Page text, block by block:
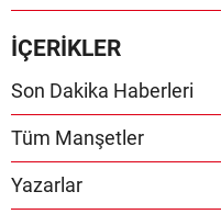
İÇERİKLER
Son Dakika Haberleri
Tüm Manşetler
Yazarlar